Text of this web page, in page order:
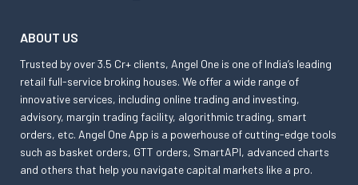
ABOUT US
Trusted by over 3.5 Cr+ clients, Angel One is one of India’s leading
retail full-service broking houses. We offer a wide range of
innovative services, including online trading and investing,
advisory, margin trading facility, algorithmic trading, smart
orders, etc. Angel One App is a powerhouse of cutting-edge tools
such as basket orders, GTT orders, SmartAPI, advanced charts
and others that help you navigate capital markets like a pro.